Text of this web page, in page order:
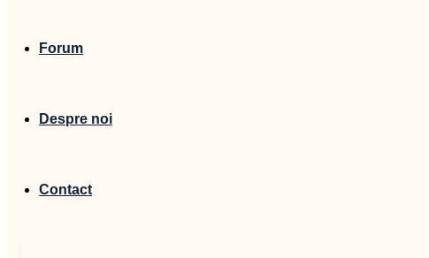
Forum
Despre noi
Contact